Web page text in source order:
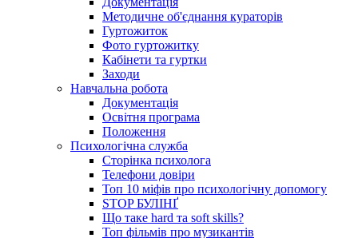
Методичне об'єднання кураторів
Гуртожиток
Фото гуртожитку
Кабінети та гуртки
Заходи
Навчальна робота
Документація
Освітня програма
Положення
Психологічна служба
Сторінка психолога
Телефони довіри
Топ 10 міфів про психологічну допомогу
STOP БУЛІНҐ
Що таке hard та soft skills?
Топ фільмів про музикантів